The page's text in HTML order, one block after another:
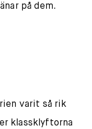
på dem.
varit så rik
klassklyftorna